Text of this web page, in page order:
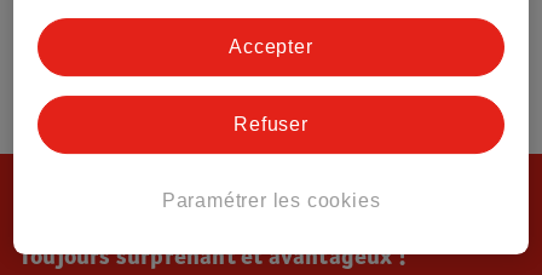
Toujours surprenant et avantageux !
Paramétrer les cookies
Refuser
Accepter